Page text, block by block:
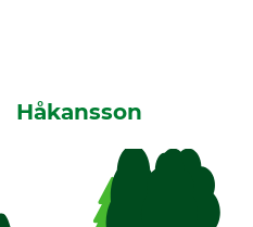
Håkansson